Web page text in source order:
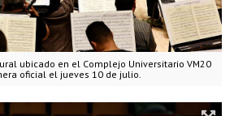
ubicado en el Complejo Universitario VM20
oficial el jueves 10 de julio.